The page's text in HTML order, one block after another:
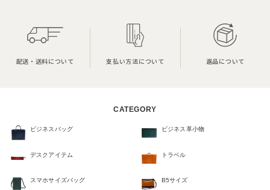
配送・送料について 支払い方法について 返品について
CATEGORY
ビジネスバッグ ビジネス革小物
デスクアイテム トラベル
スマホサイズバッグ B5サイズ